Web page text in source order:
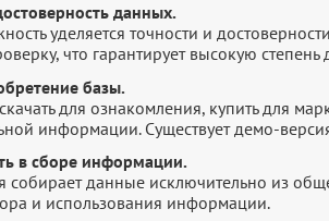
данных.
уделяется точности и
что гарантирует высокую
базы.
для ознакомления, купить для
информации. Существует демо-
в сборе информации.
собирает данные исключительно из
и использования информации.